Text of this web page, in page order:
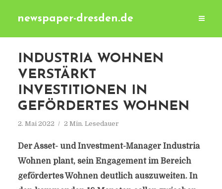
newspaper-dresden.de
INDUSTRIA WOHNEN
VERSTÄRKT
INVESTITIONEN IN
GEFÖRDERTES WOHNEN
2. Mai 2022 2 Min. Lesedauer
Der Asset- und Investment-Manager Industria
Wohnen plant, sein Engagement im Bereich
gefördertes Wohnen deutlich auszuweiten. In